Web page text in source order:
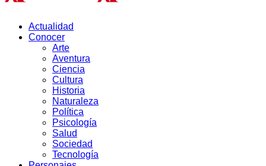
Actualidad
Conocer
Arte
Aventura
Ciencia
Cultura
Historia
Naturaleza
Política
Psicología
Salud
Sociedad
Tecnología